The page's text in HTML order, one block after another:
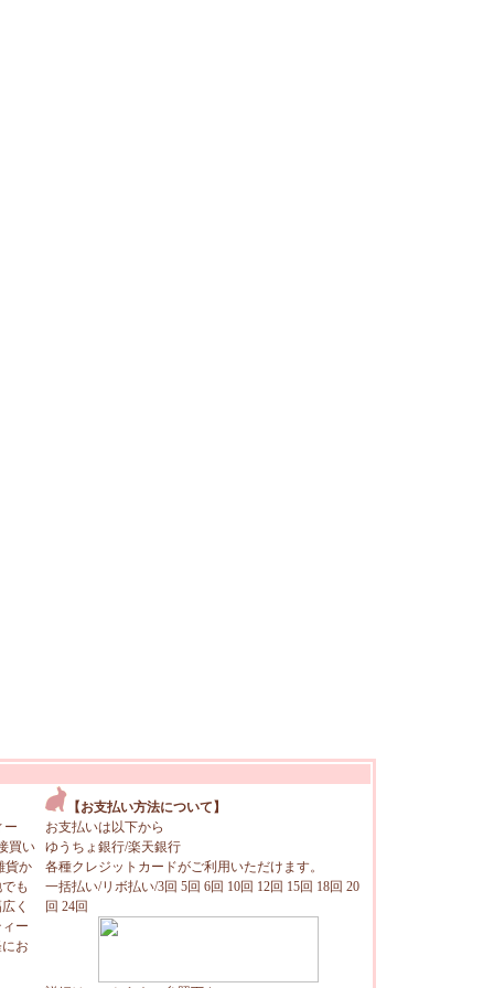
ー
買い
貨か
も
く
ー
お
【お支払い方法について】
お支払いは以下から
ゆうちょ銀行/楽天銀行
各種クレジットカードがご利用いただけます。
一括払い/リボ払い/3回 5回 6回 10回 12回 15回 18回 20
回 24回